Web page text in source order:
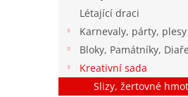
Létající draci
Karnevaly, párty, plesy
Bloky, Památníky,
Kreativní sada
Slizy, žertovné